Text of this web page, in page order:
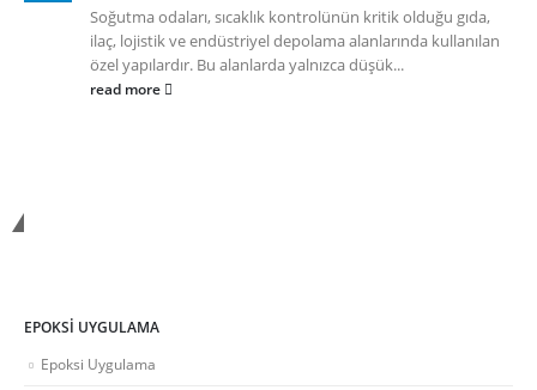
Soğutma odaları, sıcaklık kontrolünün kritik olduğu gıda,
ilaç, lojistik ve endüstriyel depolama alanlarında kullanılan
özel yapılardır. Bu alanlarda yalnızca düşük...
read more
EPOKSI UYGULAMA
Epoksi Uygulama